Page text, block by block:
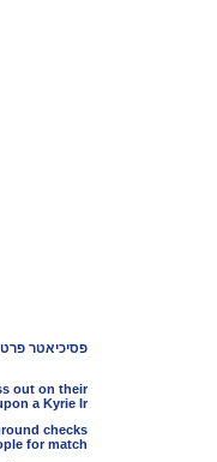
פסיכיאטר
out on their
a Kyrie Ir
checks
for match